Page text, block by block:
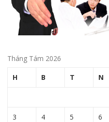
Tháng Tám 2026
H B T N
3 4 5 6